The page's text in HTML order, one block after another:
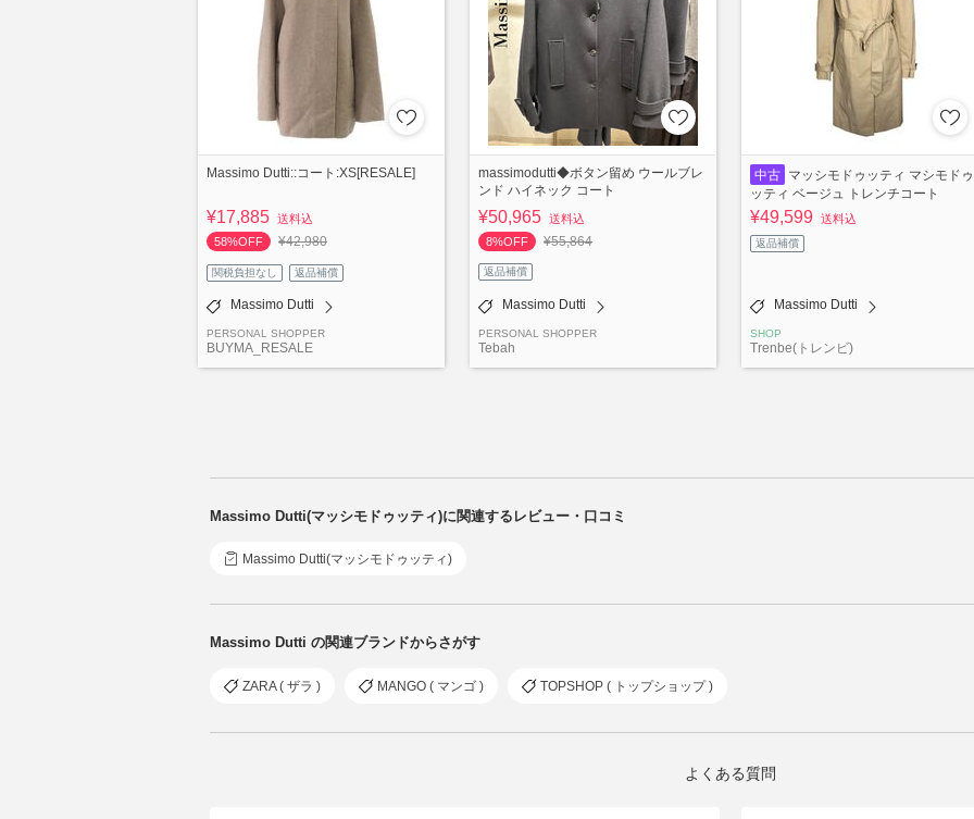
Massimo Dutti::コート:XS[RESALE]
¥17,885 送料込
58%OFF
¥42,980
関税負担なし 返品補償
Massimo Dutti
PERSONAL SHOPPER
BUYMA_RESALE
massimodutti◆ボタン留め ウールブレ
ンド ハイネック コート
¥50,965 送料込
8%OFF
¥55,864
返品補償
Massimo Dutti
PERSONAL SHOPPER
Tebah
中古
マッシモドゥッティ マシモドゥ
ッティ ベージュ トレンチコート
¥49,599 送料込
返品補償
Massimo Dutti
SHOP
Trenbe(トレンビ)
Massimo Dutti(マッシモドゥッティ)に関連するレビュー・口コミ
Massimo Dutti(マッシモドゥッティ)
Massimo Dutti の関連ブランドからさがす
ZARA ( ザラ ) MANGO ( マンゴ ) TOPSHOP ( トップショップ )
よくある質問